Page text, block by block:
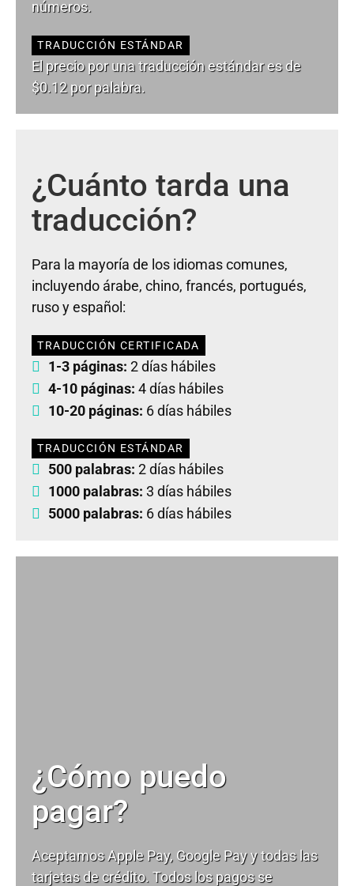
números.
TRADUCCIÓN ESTÁNDAR
El precio por una traducción estándar es de
$0.12 por palabra.
¿Cuánto tarda una
traducción?
Para la mayoría de los idiomas comunes,
incluyendo árabe, chino, francés, portugués,
ruso y español:
TRADUCCIÓN CERTIFICADA
1-3 páginas: 2 días hábiles
4-10 páginas: 4 días hábiles
10-20 páginas: 6 días hábiles
TRADUCCIÓN ESTÁNDAR
500 palabras: 2 días hábiles
1000 palabras: 3 días hábiles
5000 palabras: 6 días hábiles
¿Cómo puedo
pagar?
Aceptamos Apple Pay, Google Pay y todas las
tarjetas de crédito. Todos los pagos se